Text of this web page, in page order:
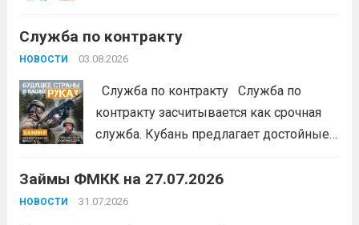
портале: моифинансы.рф
#ЭстафетаМоиФинансы
Служба по контракту
НОВОСТИ 03.08.2026
Служба по контракту Служба по
контракту засчитывается как срочная
служба. Кубань предлагает достойные
защиту Отечества:
единовременно;
Займы ФМКК на 27.07.2026
НОВОСТИ 31.07.2026